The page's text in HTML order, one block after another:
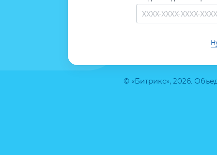
© «Битрикс», 2026.